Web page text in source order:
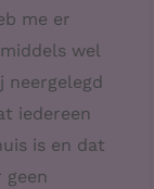
me er
wel
neergelegd
iedereen
is en dat
geen